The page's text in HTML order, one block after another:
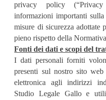
privacy policy
informazioni importanti
misure di sicurezza adottate
pieno rispetto della
Fonti dei dati e scopi del
I dati personali forniti
presenti sul nostro sito
elettronica agli indirizzi
Studio Legale Gallo e